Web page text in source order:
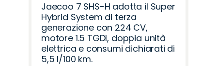
Jaecoo 7 SHS-H adotta il Super
Hybrid System di terza
generazione con 224 CV,
motore 1.5 TGDI, doppia unità
elettrica e consumi dichiarati di
5,5 l/100 km.